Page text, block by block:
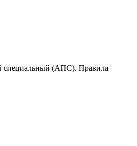
специальный (АПС). Правила